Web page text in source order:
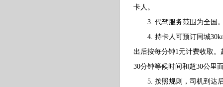
卡人。
3. 代驾服务范围为全国
4. 持卡人可预订同城30km
出后按每分钟1元计费收取
30分钟等候时间和超30公里
5. 按照规则，司机到达后